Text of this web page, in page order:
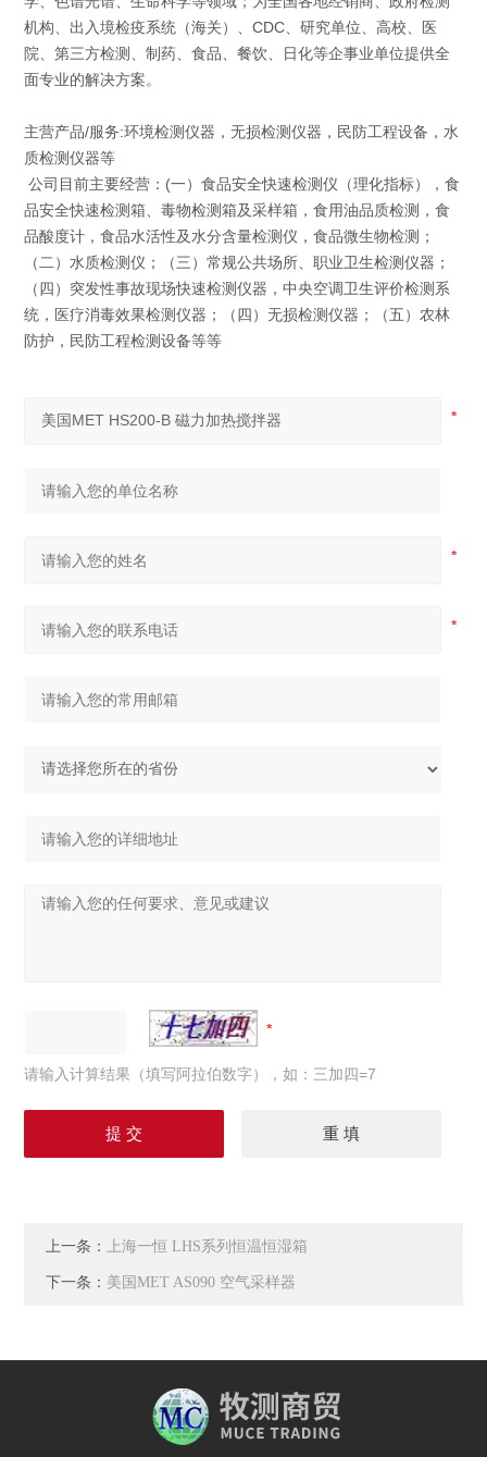
机构、出入境检疫系统（海关）、CDC、研究单位、高校、医
院、第三方检测、制药、食品、餐饮、日化等企事业单位提供全
面专业的解决方案。
主营产品/服务:环境检测仪器，无损检测仪器，民防工程设备，水
质检测仪器等
公司目前主要经营：(一）食品安全快速检测仪（理化指标），食
品安全快速检测箱、毒物检测箱及采样箱，食用油品质检测，食
品酸度计，食品水活性及水分含量检测仪，食品微生物检测；
（二）水质检测仪；（三）常规公共场所、职业卫生检测仪器；
（四）突发性事故现场快速检测仪器，中央空调卫生评价检测系
统，医疗消毒效果检测仪器；（四）无损检测仪器；（五）农林
防护，民防工程检测设备等等
请输入计算结果（填写阿拉伯数字），如：三加四=7
上一条： 上海一恒 LHS系列恒温恒湿箱
下一条： 美国MET AS090 空气采样器